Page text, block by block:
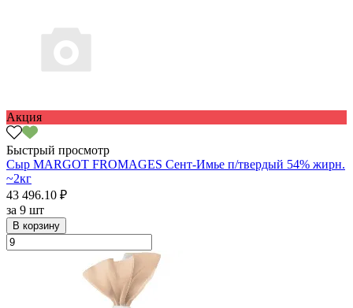
Акция
Быстрый просмотр
Сыр MARGOT FROMAGES Сент-Имье п/твердый 54% жирн.
~2кг
43 496.10 ₽
за 9 шт
В корзину